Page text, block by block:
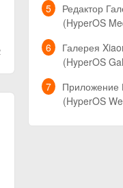
Редактор
(HyperOS
Галерея
(HyperOS
Приложение
(HyperOS